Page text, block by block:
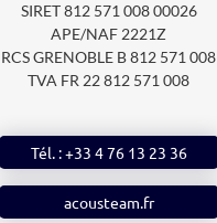
SIRET 812 571 008 00026
APE/NAF 2221Z
RCS GRENOBLE B 812 571 008
TVA FR 22 812 571 008
Tél. : +33 4 76 13 23 36
acousteam.fr